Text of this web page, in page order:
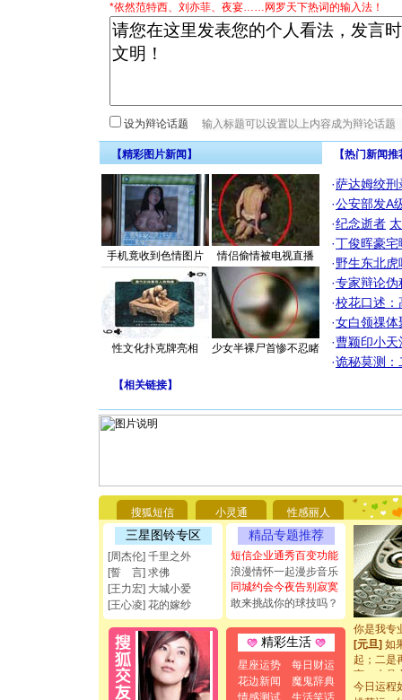
*依然范特西、刘亦菲、夜宴……网罗天下热词的输入法！
设为辩论话题
【精彩图片新闻】
手机竟收到色情图片 情侣偷情被电视直播
性文化扑克牌亮相 少女半裸尸首惨不忍睹
【热门新闻
·萨达姆绞刑
·公安部发A
·纪念逝者
·丁俊晖豪
·野生东北
·专家辩论伪
·校花口述：
·女白领祼体
·曹颖印小天
·诡秘莫测：
【相关链接】
搜狐短信 小灵通 性感丽人
三星图铃专区
[周杰伦] 千里之外
[誓 言] 求佛
[王力宏] 大城小爱
[王心凌] 花的嫁纱
精品专题推荐
短信企业通秀百变功能
浪漫情怀一起漫步音乐
同城约会今夜告别寂寞
敢来挑战你的球技吗？
精彩生活
星座运势
每日财运
花边新闻
魔鬼辞典
情感测试
生活笑话
你太多，
要平安！
[圣诞节]
能正大
都要快乐
[圣诞节]
如意,快
[元旦]看
断电。爱
你是我专
[元旦]如
起；二是
离。水晶
[元旦]当
今日运程